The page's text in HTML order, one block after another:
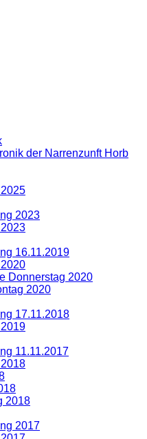
der Narrenzunft Horb
2023
16.11.2019
Donnerstag 2020
2020
17.11.2018
11.11.2017
2018
2017